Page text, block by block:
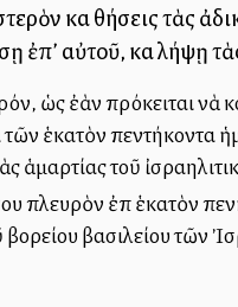
καὶ θήσεις τὰς
ἐπ’ αὐτοῦ, καὶ λήψῃ
ὡς ἐὰν πρόκειται νὰ
ἑκατὸν πεντήκοντα
ἁμαρτίας τοῦ
πλευρὸν ἐπὶ ἑκατὸν
βορείου βασιλείου